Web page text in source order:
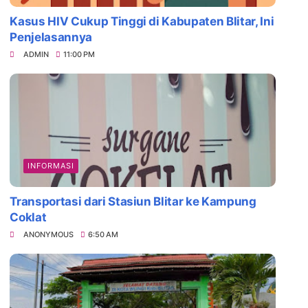
Kasus HIV Cukup Tinggi di Kabupaten Blitar, Ini
Penjelasannya
ADMIN 11:00 PM
INFORMASI
Transportasi dari Stasiun Blitar ke Kampung
Coklat
ANONYMOUS 6:50 AM